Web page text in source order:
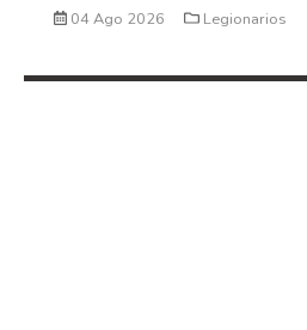
04 Ago 2026 Legionarios